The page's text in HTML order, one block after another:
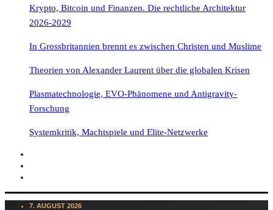
Krypto, Bitcoin und Finanzen. Die rechtliche Architektur
2026-2029
In Grossbritannien brennt es zwischen Christen und Muslime
Theorien von Alexander Laurent über die globalen Krisen
Plasmatechnologie, EVO-Phänomene und Antigravity-
Forschung
Systemkritik, Machtspiele und Elite-Netzwerke
7. AUGUST 2026